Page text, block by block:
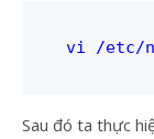
vi /etc/
Sau đó ta thực